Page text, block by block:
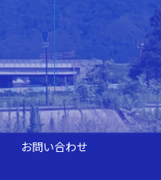
お問い合わせ